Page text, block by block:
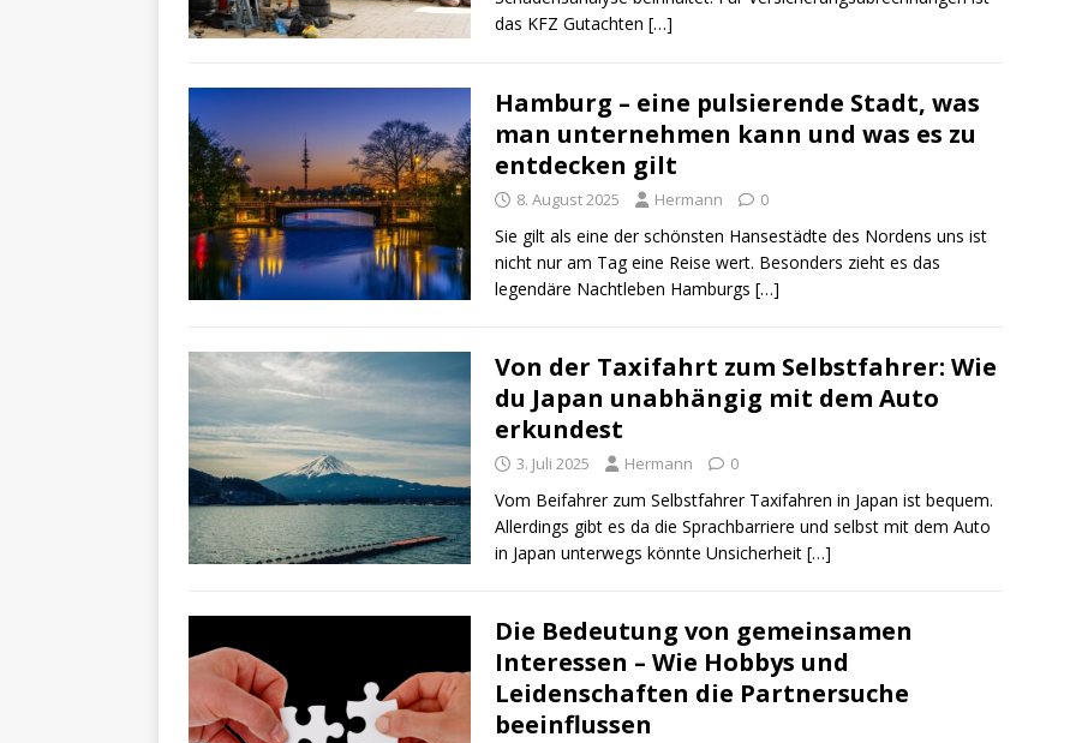
das KFZ Gutachten […]
Hamburg – eine pulsierende Stadt, was
man unternehmen kann und was es zu
entdecken gilt
8. August 2025 Hermann 0
Sie gilt als eine der schönsten Hansestädte des Nordens uns ist
nicht nur am Tag eine Reise wert. Besonders zieht es das
legendäre Nachtleben Hamburgs […]
Von der Taxifahrt zum Selbstfahrer: Wie
du Japan unabhängig mit dem Auto
erkundest
3. Juli 2025 Hermann 0
Vom Beifahrer zum Selbstfahrer Taxifahren in Japan ist bequem.
Allerdings gibt es da die Sprachbarriere und selbst mit dem Auto
in Japan unterwegs könnte Unsicherheit […]
Die Bedeutung von gemeinsamen
Interessen – Wie Hobbys und
Leidenschaften die Partnersuche
beeinflussen